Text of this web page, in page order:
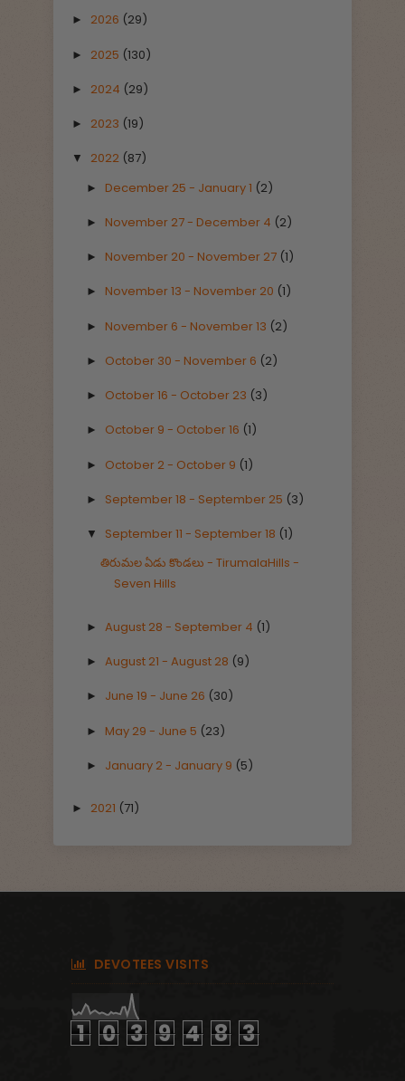
► 2026 (29)
► 2025 (130)
► 2024 (29)
► 2023 (19)
▼ 2022 (87)
► December 25 - January 1 (2)
► November 27 - December 4 (2)
► November 20 - November 27 (1)
► November 13 - November 20 (1)
► November 6 - November 13 (2)
► October 30 - November 6 (2)
► October 16 - October 23 (3)
► October 9 - October 16 (1)
► October 2 - October 9 (1)
► September 18 - September 25 (3)
▼ September 11 - September 18 (1)
తిరుమల ఏడు కొండలు - TirumalaHills -
Seven Hills
► August 28 - September 4 (1)
► August 21 - August 28 (9)
► June 19 - June 26 (30)
► May 29 - June 5 (23)
► January 2 - January 9 (5)
► 2021 (71)
DEVOTEES VISITS
1 0 3 9 4 8 3